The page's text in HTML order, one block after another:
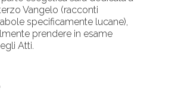
Vangelo (racconti
specificamente lucane),
prendere in esame
Atti.